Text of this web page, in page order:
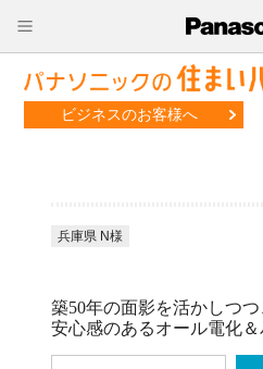
ビジネスのお客様へ
兵庫県 N様
築50年の面影を活かしつつ
安心感のあるオール電化＆